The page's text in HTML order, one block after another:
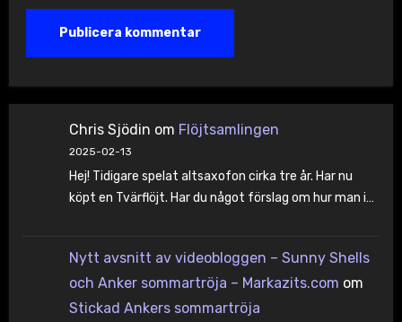
Chris Sjödin om Flöjtsamlingen
2025-02-13
Hej! Tidigare spelat altsaxofon cirka tre år. Har nu
köpt en Tvärflöjt. Har du något förslag om hur man i…
Nytt avsnitt av videobloggen – Sunny Shells
och Anker sommartröja – Markazits.com om
Stickad Ankers sommartröja